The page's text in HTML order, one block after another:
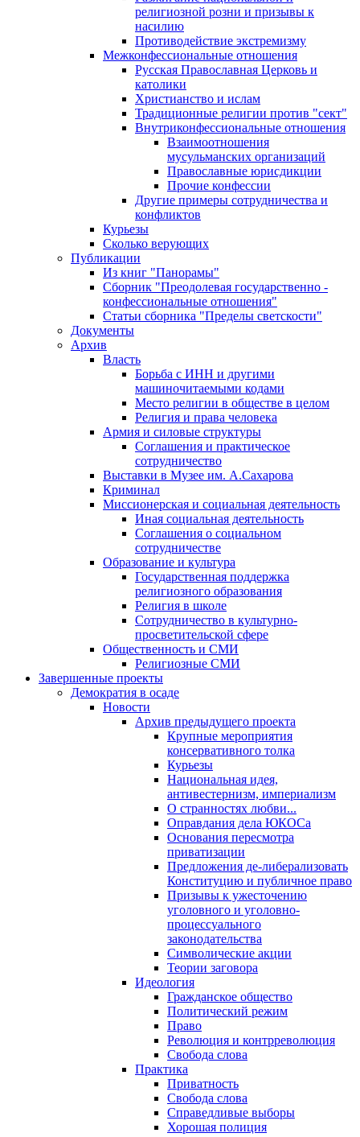
религиозной розни и призывы к
насилию
Противодействие экстремизму
Межконфессиональные отношения
Русская Православная Церковь и
католики
Христианство и ислам
Традиционные религии против "сект"
Внутриконфессиональные отношения
Взаимоотношения
мусульманских организаций
Православные юрисдикции
Прочие конфессии
Другие примеры сотрудничества и
конфликтов
Курьезы
Сколько верующих
Публикации
Из книг "Панорамы"
Сборник "Преодолевая государственно -
конфессиональные отношения"
Статьи сборника "Пределы светскости"
Документы
Архив
Власть
Борьба с ИНН и другими
машиночитаемыми кодами
Место религии в обществе в целом
Религия и права человека
Армия и силовые структуры
Соглашения и практическое
сотрудничество
Выставки в Музее им. А.Сахарова
Криминал
Миссионерская и социальная деятельность
Иная социальная деятельность
Соглашения о социальном
сотрудничестве
Образование и культура
Государственная поддержка
религиозного образования
Религия в школе
Сотрудничество в культурно-
просветительской сфере
Общественность и СМИ
Религиозные СМИ
Завершенные проекты
Демократия в осаде
Новости
Архив предыдущего проекта
Крупные мероприятия
консервативного толка
Курьезы
Национальная идея,
антивестернизм, империализм
О странностях любви...
Оправдания дела ЮКОСа
Основания пересмотра
приватизации
Предложения де-либерализовать
Конституцию и публичное право
Призывы к ужесточению
уголовного и уголовно-
процессуального
законодательства
Символические акции
Теории заговора
Идеология
Гражданское общество
Политический режим
Право
Революция и контрреволюция
Свобода слова
Практика
Приватность
Свобода слова
Справедливые выборы
Хорошая полиция